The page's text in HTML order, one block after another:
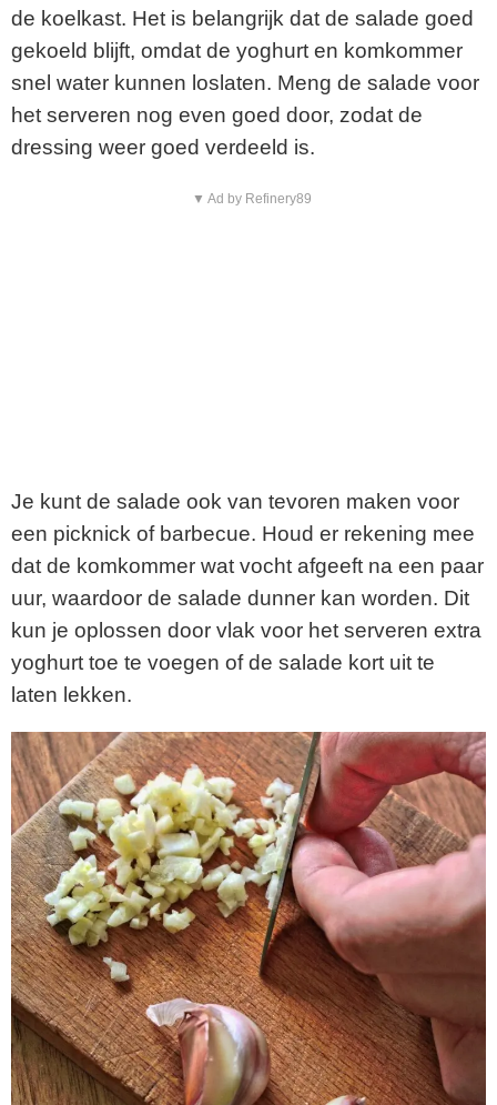
de koelkast. Het is belangrijk dat de salade goed
gekoeld blijft, omdat de yoghurt en komkommer
snel water kunnen loslaten. Meng de salade voor
het serveren nog even goed door, zodat de
dressing weer goed verdeeld is.
▼ Ad by Refinery89
Je kunt de salade ook van tevoren maken voor
een picknick of barbecue. Houd er rekening mee
dat de komkommer wat vocht afgeeft na een paar
uur, waardoor de salade dunner kan worden. Dit
kun je oplossen door vlak voor het serveren extra
yoghurt toe te voegen of de salade kort uit te
laten lekken.